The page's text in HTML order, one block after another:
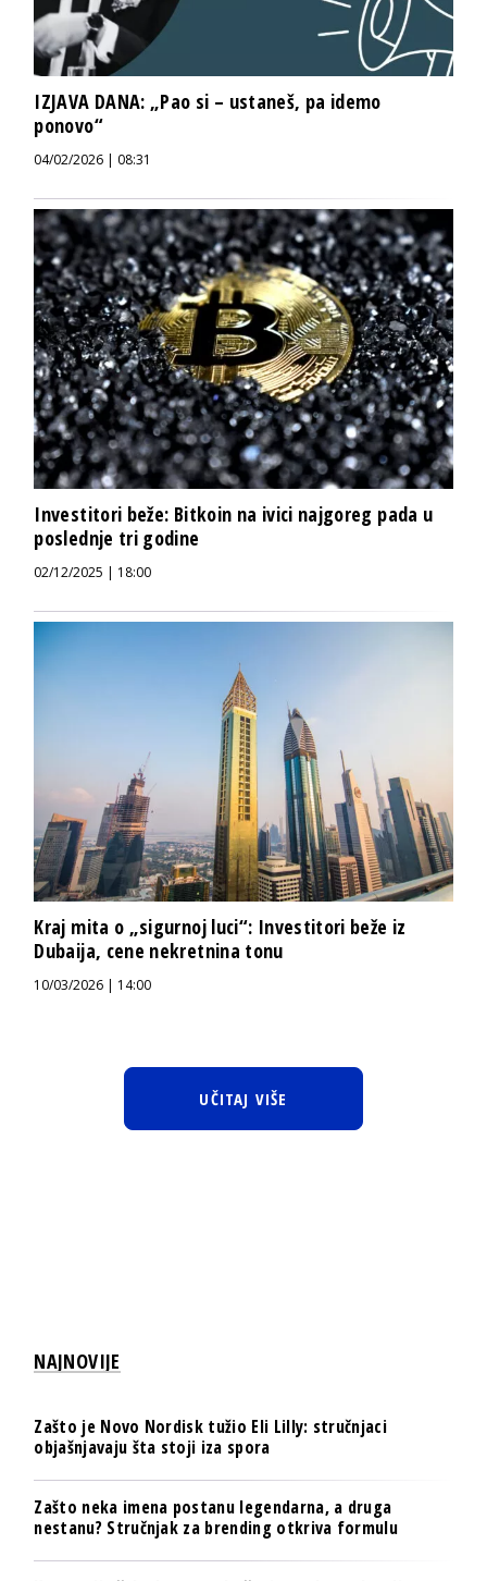
IZJAVA DANA: „Pao si – ustaneš, pa idemo
ponovo“
04/02/2026 | 08:31
Investitori beže: Bitkoin na ivici najgoreg pada u
poslednje tri godine
02/12/2025 | 18:00
Kraj mita o „sigurnoj luci“: Investitori beže iz
Dubaija, cene nekretnina tonu
10/03/2026 | 14:00
UČITAJ VIŠE
NAJNOVIJE
Zašto je Novo Nordisk tužio Eli Lilly: stručnjaci
objašnjavaju šta stoji iza spora
Zašto neka imena postanu legendarna, a druga
nestanu? Stručnjak za brending otkriva formulu